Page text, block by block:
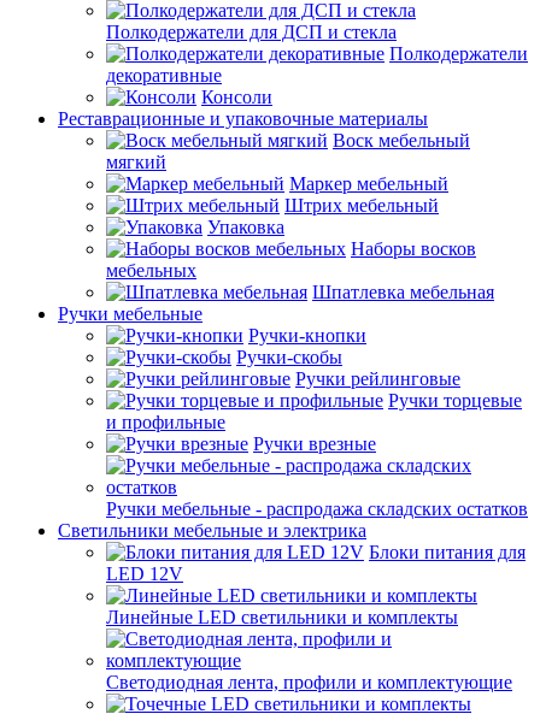
Полкодержатели для ДСП и стекла
Полкодержатели
декоративные
Консоли
Реставрационные и упаковочные материалы
Воск мебельный
мягкий
Маркер мебельный
Штрих мебельный
Упаковка
Наборы восков
мебельных
Шпатлевка мебельная
Ручки мебельные
Ручки-кнопки
Ручки-скобы
Ручки рейлинговые
Ручки торцевые
и профильные
Ручки врезные
Ручки мебельные - распродажа складских остатков
Светильники мебельные и электрика
Блоки питания для
LED 12V
Линейные LED светильники и комплекты
Светодиодная лента, профили и комплектующие